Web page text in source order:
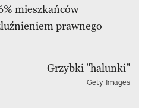
mieszkańców
prawnego
Gety Images